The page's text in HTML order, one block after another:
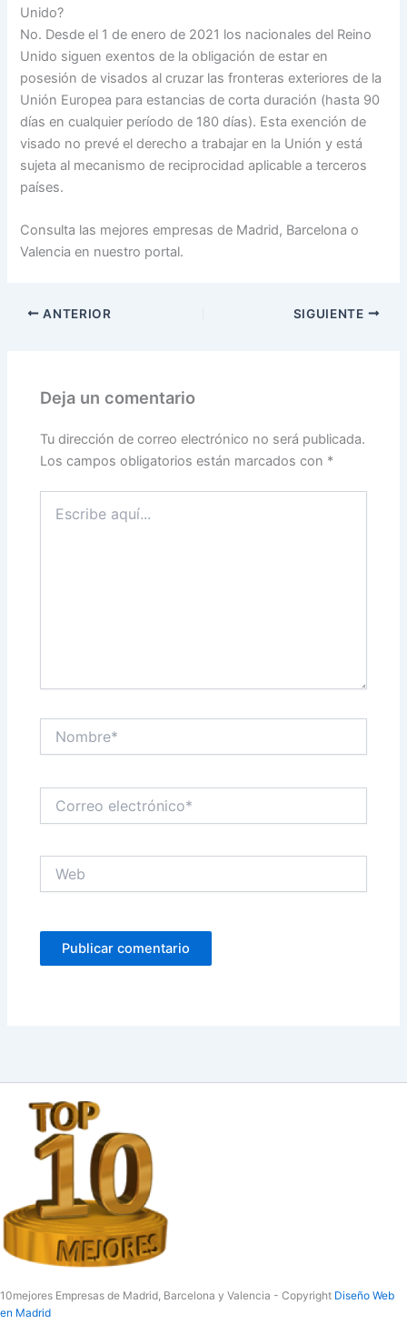
Unido?
No. Desde el 1 de enero de 2021 los nacionales del Reino
Unido siguen exentos de la obligación de estar en
posesión de visados al cruzar las fronteras exteriores de la
Unión Europea para estancias de corta duración (hasta 90
días en cualquier período de 180 días). Esta exención de
visado no prevé el derecho a trabajar en la Unión y está
sujeta al mecanismo de reciprocidad aplicable a terceros
países.
Consulta las mejores empresas de Madrid, Barcelona o
Valencia en nuestro portal.
ANTERIOR SIGUIENTE
Deja un comentario
Tu dirección de correo electrónico no será publicada.
Los campos obligatorios están marcados con *
aquí...
electrónico*
10mejores Empresas de Madrid, Barcelona y Valencia - Copyright Diseño Web
en Madrid